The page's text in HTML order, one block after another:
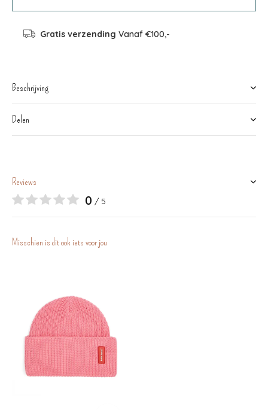
Gratis verzending Vanaf €100,-
Beschrijving
Delen
Reviews
0 / 5
Misschien is dit ook iets voor jou